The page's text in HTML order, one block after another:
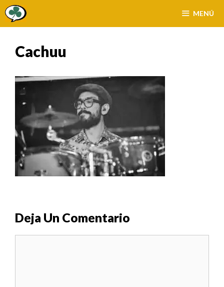
Saltar
MENÚ
Cachuu
Deja Un Comentario